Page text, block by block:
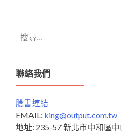
尋
鍵
字:
聯絡我們
臉書連結
EMAIL: king@output.com.tw
地址: 235-57 新北市中和區